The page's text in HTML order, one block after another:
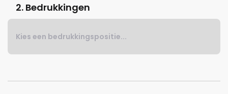
2. Bedrukkingen
Kies een bedrukkingspositie...